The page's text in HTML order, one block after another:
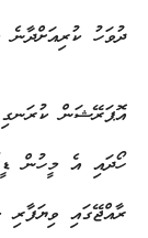
ދުވަހު
ހޯދައި އެ މީހުން
ރާއްޖޭގައި